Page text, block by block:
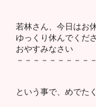
若林さん、今日はお
ゆっくり休んでくだ
おやすみなさい
－－－－－－－－－
という事で、めでた